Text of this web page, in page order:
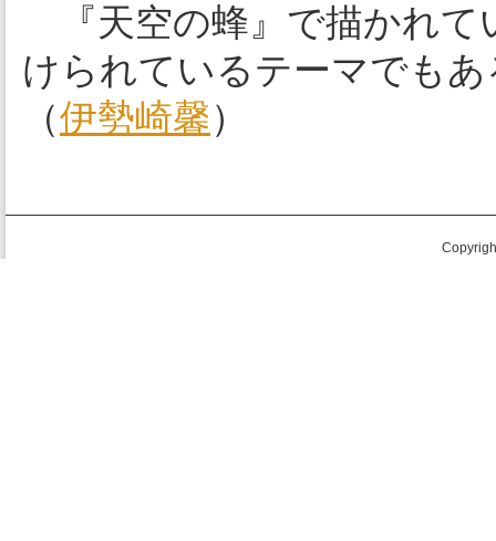
『天空の蜂』で描かれて
けられているテーマでもあ
（伊勢崎馨）